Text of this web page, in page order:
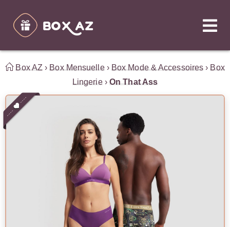
Box AZ › Box Mensuelle› Box Mode & Accessoires › Box
Lingerie› On That Ass